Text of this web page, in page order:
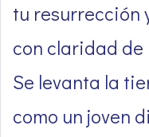
tu resurrección
con claridad de
Se levanta la
como un joven